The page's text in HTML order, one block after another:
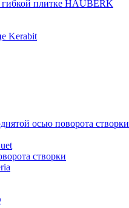
плитке HAUBERK
Kerabit
осью поворота створки
створки